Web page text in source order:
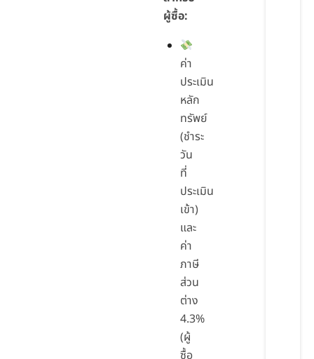
ผู้ซื้อ:
ค่า
ประเมิน
หลัก
ทรัพย์
(ชำระ
วัน
ที่
ประเมิน
เข้า)
และ
ค่า
ภาษี
ส่วน
ต่าง
4.3%
(ผู้
ซื้อ